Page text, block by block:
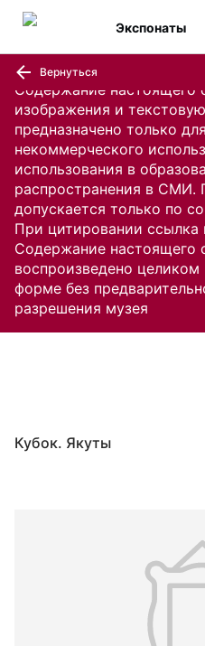
Содержание настоящего
изображения и
предназначено только
некоммерческого
использования в
распространения в СМИ.
допускается только по
При цитировании ссылка
Содержание настоящего
воспроизведено
форме без
разрешения музея
Экспонаты
Вернуться
Кубок. Якуты